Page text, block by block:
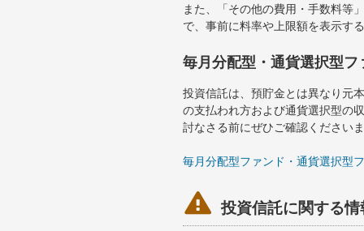
また、「その他の費用・手数料等
で、事前に料率や上限額を表示す
毎月分配型・通貨選択型
投資信託は、預貯金とは異なり元
の支払われ方および通貨選択型の
討なさる前にぜひご確認ください
毎月分配型ファンド・通貨選択型
 投資信託に関する